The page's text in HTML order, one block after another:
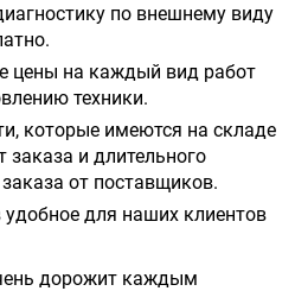
по внешнему виду
цены на каждый вид работ
техники.
которые имеются на складе
и длительного
от поставщиков.
для наших клиентов
дорожит каждым